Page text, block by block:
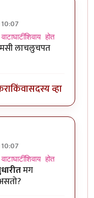
हेbyसुबोध खरे
होत
लाचलुचपत
किंवासदस्य व्हा
हेbyसुबोध खरे
होत
मग